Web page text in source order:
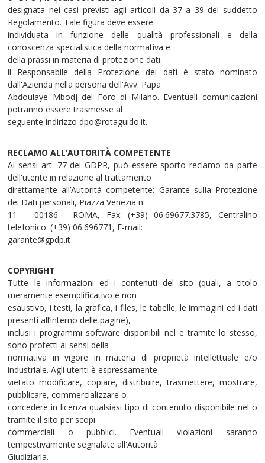
designata nei casi previsti agli articoli da 37 a 39 del suddetto
Regolamento. Tale figura deve essere
individuata in funzione delle qualità professionali e della
conoscenza specialistica della normativa e
della prassi in materia di protezione dati.
ll Responsabile della Protezione dei dati è stato nominato
dall'Azienda nella persona dell'Avv. Papa
Abdoulaye Mbodj del Foro di Milano. Eventuali comunicazioni
potranno essere trasmesse al
seguente indirizzo dpo@rotaguido.it.
RECLAMO ALL’AUTORITÀ COMPETENTE
Ai sensi art. 77 del GDPR, può essere sporto reclamo da parte
dell'utente in relazione al trattamento
direttamente all’Autorità competente: Garante sulla Protezione
dei Dati personali, Piazza Venezia n.
11 – 00186 - ROMA, Fax: (+39) 06.69677.3785, Centralino
telefonico: (+39) 06.696771, E-mail:
garante@gpdp.it
COPYRIGHT
Tutte le informazioni ed i contenuti del sito (quali, a titolo
meramente esemplificativo e non
esaustivo, i testi, la grafica, i files, le tabelle, le immagini ed i dati
presenti all’interno delle pagine),
inclusi i programmi software disponibili nel e tramite lo stesso,
sono protetti ai sensi della
normativa in vigore in materia di proprietà intellettuale e/o
industriale. Agli utenti è espressamente
vietato modificare, copiare, distribuire, trasmettere, mostrare,
pubblicare, commercializzare o
concedere in licenza qualsiasi tipo di contenuto disponibile nel o
tramite il sito per scopi
commerciali o pubblici. Eventuali violazioni saranno
tempestivamente segnalate all'Autorità
Giudiziaria.